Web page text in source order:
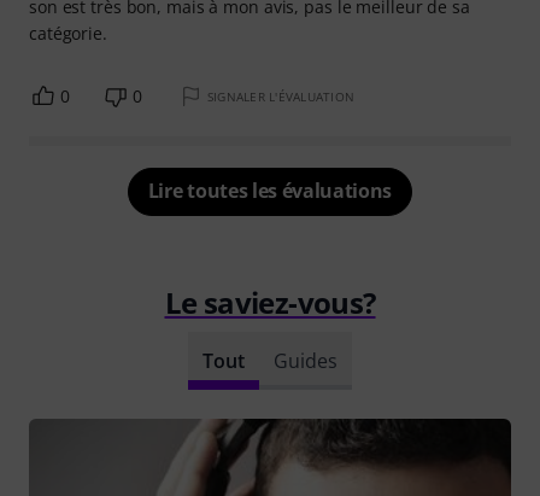
son est très bon, mais à mon avis, pas le meilleur de sa
catégorie.
0 0 SIGNALER L'ÉVALUATION
Lire toutes les évaluations
Le saviez-vous?
Tout Guides